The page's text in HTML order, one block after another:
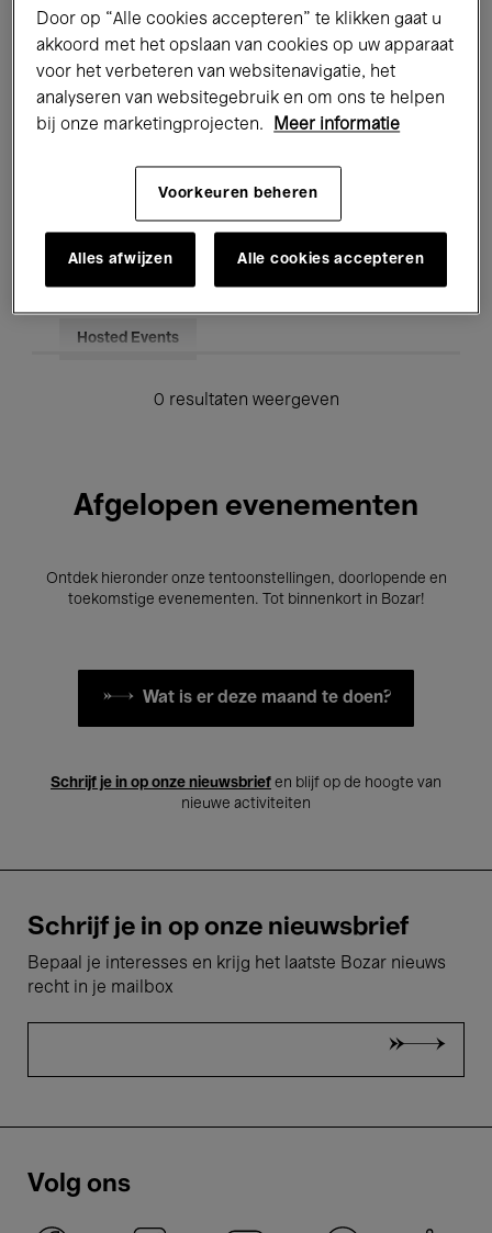
Performances Lezingen & Debatten
Jazz Klassieke Muziek Global Music
Voor iedereen Kids’ Palace
Onderwijs Rondleidingen
Hosted Events
0 resultaten weergeven
Afgelopen evenementen
Ontdek hieronder onze tentoonstellingen, doorlopende en
toekomstige evenementen. Tot binnenkort in Bozar!
Wat is er deze maand te doen?
Schrijf je in op onze nieuwsbrief en blijf op de hoogte van
nieuwe activiteiten
Schrijf je in op onze nieuwsbrief
Bepaal je interesses en krijg het laatste Bozar nieuws
recht in je mailbox
Volg ons
Door op “Alle cookies accepteren” te klikken gaat u
akkoord met het opslaan van cookies op uw apparaat
voor het verbeteren van websitenavigatie, het
analyseren van websitegebruik en om ons te helpen
bij onze marketingprojecten.
Meer informatie
Voorkeuren beheren
Alles afwijzen Alle cookies accepteren